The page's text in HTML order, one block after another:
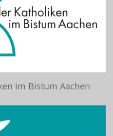
im Bistum Aachen